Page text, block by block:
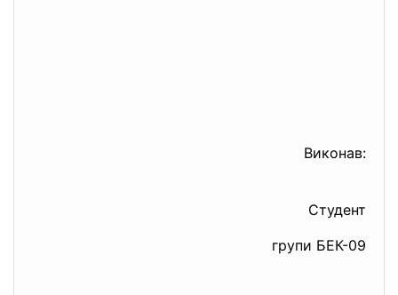
Виконав:
Студент
групи БЕК-09